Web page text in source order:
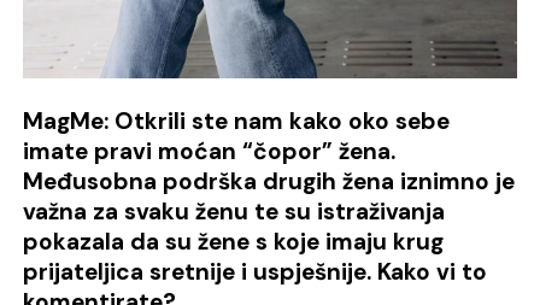
MagMe: Otkrili ste nam kako oko sebe
imate pravi moćan “čopor” žena.
Međusobna podrška drugih žena iznimno je
važna za svaku ženu te su istraživanja
pokazala da su žene s koje imaju krug
prijateljica sretnije i uspješnije. Kako vi to